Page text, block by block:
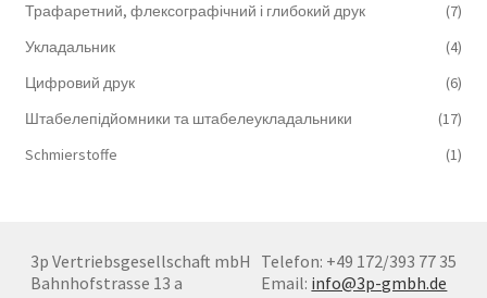
Трафаретний, флексографічний і глибокий друк
(7)
Укладальник
(4)
Цифровий друк
(6)
Штабелепідйомники та штабелеукладальники
(17)
Schmierstoffe
(1)
3p Vertriebsgesellschaft mbH
Bahnhofstrasse 13 a
Telefon: +49 172/393 77 35
Email: info@3p-gmbh.de